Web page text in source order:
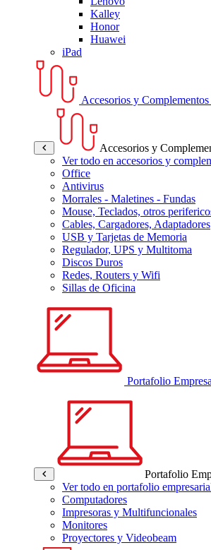
Kalley
Honor
Huawei
iPad
Accesorios y Complementos
Accesorios y
Ver todo en accesorios y
Office
Antivirus
Morrales - Maletines - Fundas
Mouse, Teclados, otros
Cables, Cargadores, Adaptadores
USB y Tarjetas de Memoria
Regulador, UPS y Multitoma
Discos Duros
Redes, Routers y Wifi
Sillas de Oficina
Portafolio
Portafolio
Ver todo en portafolio
Computadores
Impresoras y Multifuncionales
Monitores
Proyectores y Videobeam